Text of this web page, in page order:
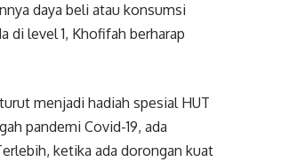
daya beli atau konsumsi
di level 1, Khofifah berharap
menjadi hadiah spesial HUT
pandemi Covid-19, ada
ketika ada dorongan kuat